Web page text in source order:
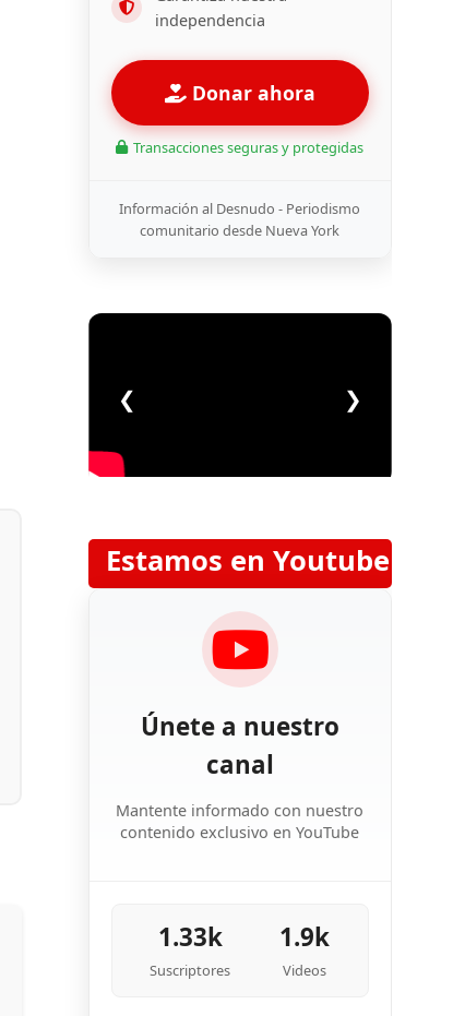
independencia
Donar ahora
Transacciones seguras y protegidas
Información al Desnudo - Periodismo
comunitario desde Nueva York
❮ ❯
Estamos en Youtube
Únete a nuestro
canal
Mantente informado con nuestro
contenido exclusivo en YouTube
1.33k
Suscriptores
1.9k
Videos